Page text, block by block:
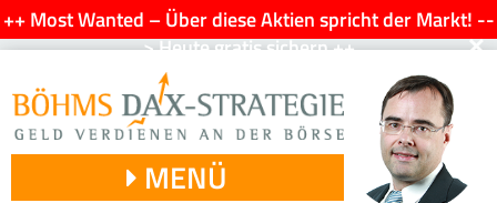
++ Most Wanted – Über diese Aktien spricht der Markt! --
> Heute gratis sichern ++
×
MENÜ